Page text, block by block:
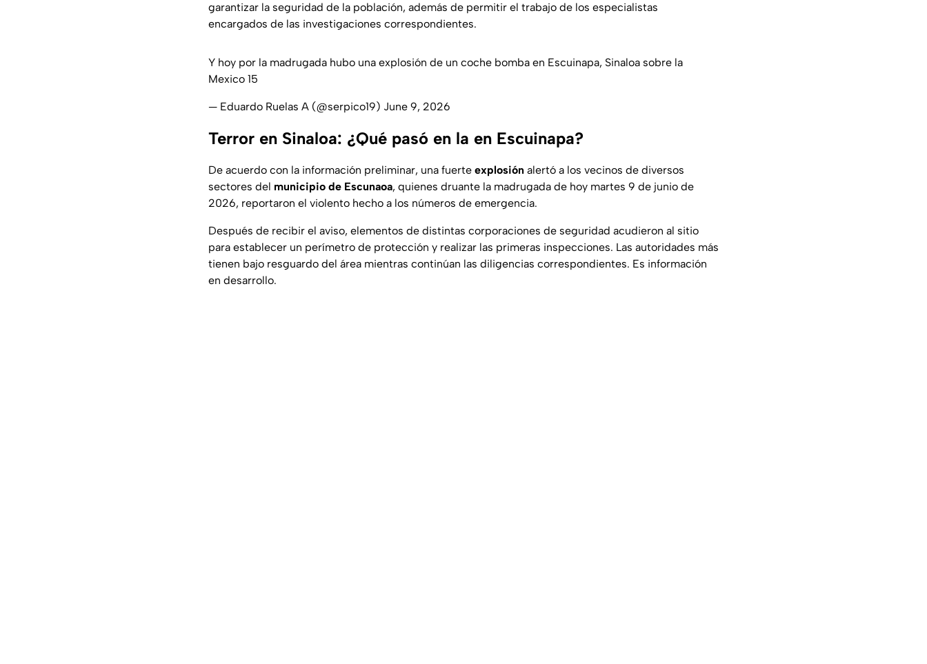
garantizar la seguridad de la población, además de permitir el trabajo de los especialistas
encargados de las investigaciones correspondientes.
Y hoy por la madrugada hubo una explosión de un coche bomba en Escuinapa, Sinaloa sobre la
Mexico 15
— Eduardo Ruelas A (@serpico19) June 9, 2026
Terror en Sinaloa: ¿Qué pasó en la en Escuinapa?
De acuerdo con la información preliminar, una fuerte explosión alertó a los vecinos de diversos
sectores del municipio de Escunaoa, quienes druante la madrugada de hoy martes 9 de junio de
2026, reportaron el violento hecho a los números de emergencia.
Después de recibir el aviso, elementos de distintas corporaciones de seguridad acudieron al sitio
para establecer un perímetro de protección y realizar las primeras inspecciones. Las autoridades más
tienen bajo resguardo del área mientras continúan las diligencias correspondientes. Es información
en desarrollo.